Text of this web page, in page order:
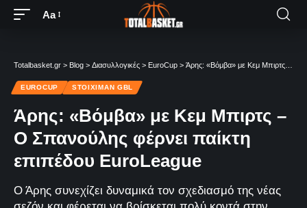
Aa
Totalbasket.gr > Blog > Διασυλλογικές > EuroCup > Άρης: «Βόμβα» με Κεμ Μπιρτς – Ο Σπανούλης φέρνει παίκτη επιπέδου EuroLeague
EUROCUP STOIXIMAN GBL
Άρης: «Βόμβα» με Κεμ Μπιρτς –
Ο Σπανούλης φέρνει παίκτη
επιπέδου EuroLeague
Ο Άρης συνεχίζει δυναμικά τον σχεδιασμό της νέας